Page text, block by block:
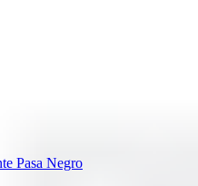
Pasa Negro